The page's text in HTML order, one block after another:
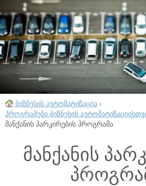
ბიზნესის ავტომატიზაცია ›
პროგრამები ბიზნესის
მანქანის პარკირების პროგრამა
მანქანის